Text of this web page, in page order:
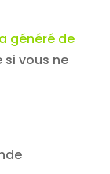
généré de
si vous ne